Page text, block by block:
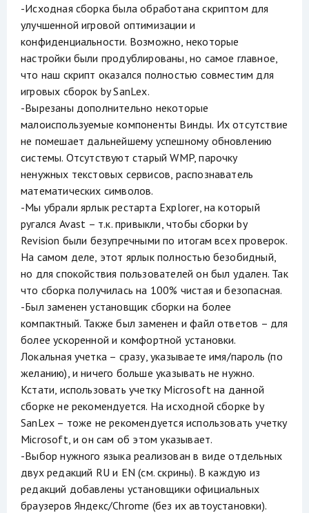
-Исходная сборка была обработана скриптом для
улучшенной игровой оптимизации и
конфиденциальности. Возможно, некоторые
настройки были продублированы, но самое главное,
что наш скрипт оказался полностью совместим для
игровых сборок by SanLex.
-Вырезаны дополнительно некоторые
малоиспользуемые компоненты Винды. Их отсутствие
не помешает дальнейшему успешному обновлению
системы. Отсутствуют старый WMP, парочку
ненужных текстовых сервисов, распознаватель
математических символов.
-Мы убрали ярлык рестарта Explorer, на который
ругался Avast – т.к. привыкли, чтобы сборки by
Revision были безупречными по итогам всех проверок.
На самом деле, этот ярлык полностью безобидный,
но для спокойствия пользователей он был удален. Так
что сборка получилась на 100% чистая и безопасная.
-Был заменен установщик сборки на более
компактный. Также был заменен и файл ответов – для
более ускоренной и комфортной установки.
Локальная учетка – сразу, указываете имя/пароль (по
желанию), и ничего больше указывать не нужно.
Кстати, использовать учетку Microsoft на данной
сборке не рекомендуется. На исходной сборке by
SanLex – тоже не рекомендуется использовать учетку
Microsoft, и он сам об этом указывает.
-Выбор нужного языка реализован в виде отдельных
двух редакций RU и EN (см. скрины). В каждую из
редакций добавлены установщики официальных
браузеров Яндекс/Chrome (без их автоустановки).